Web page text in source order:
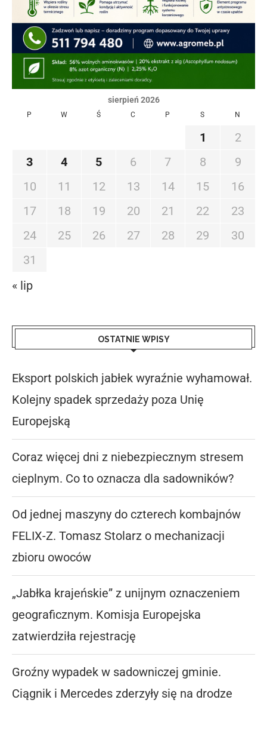
sierpień 2026
P W Ś C P S N
1
2
3
4 5 6 7 8
9
10
11 12 13 14 15
16
17
18 19 20 21 22
23
24
25 26 27 28 29
30
31
« lip
OSTATNIE WPISY
Eksport polskich jabłek wyraźnie wyhamował.
Kolejny spadek sprzedaży poza Unię
Europejską
Coraz więcej dni z niebezpiecznym stresem
cieplnym. Co to oznacza dla sadowników?
Od jednej maszyny do czterech kombajnów
FELIX-Z. Tomasz Stolarz o mechanizacji
zbioru owoców
„Jabłka krajeńskie” z unijnym oznaczeniem
geograficznym. Komisja Europejska
zatwierdziła rejestrację
Groźny wypadek w sadowniczej gminie.
Ciągnik i Mercedes zderzyły się na drodze